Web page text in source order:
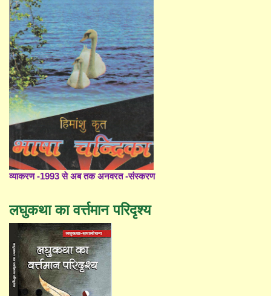
व्याकरण -1993 से अब तक अनवरत -संस्करण
लघुकथा का वर्त्तमान परिदृश्य